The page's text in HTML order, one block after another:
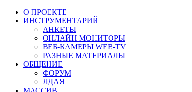
О ПРОЕКТЕ
ИНСТРУМЕНТАРИЙ
АНКЕТЫ
ОНЛАЙН МОНИТОРЫ
ВЕБ-КАМЕРЫ WEB-TV
РАЗНЫЕ МАТЕРИАЛЫ
ОБЩЕНИЕ
ФОРУМ
ЛДАЯ
МАССИВ